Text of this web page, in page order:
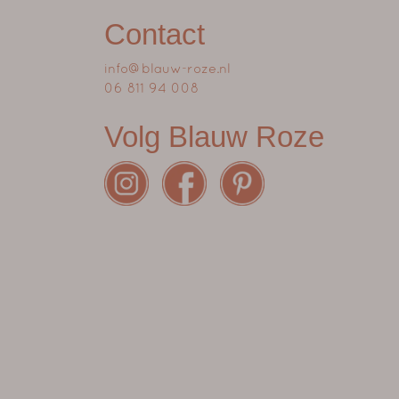
Contact
info@blauw-roze.nl
06 811 94 008
Volg Blauw Roze